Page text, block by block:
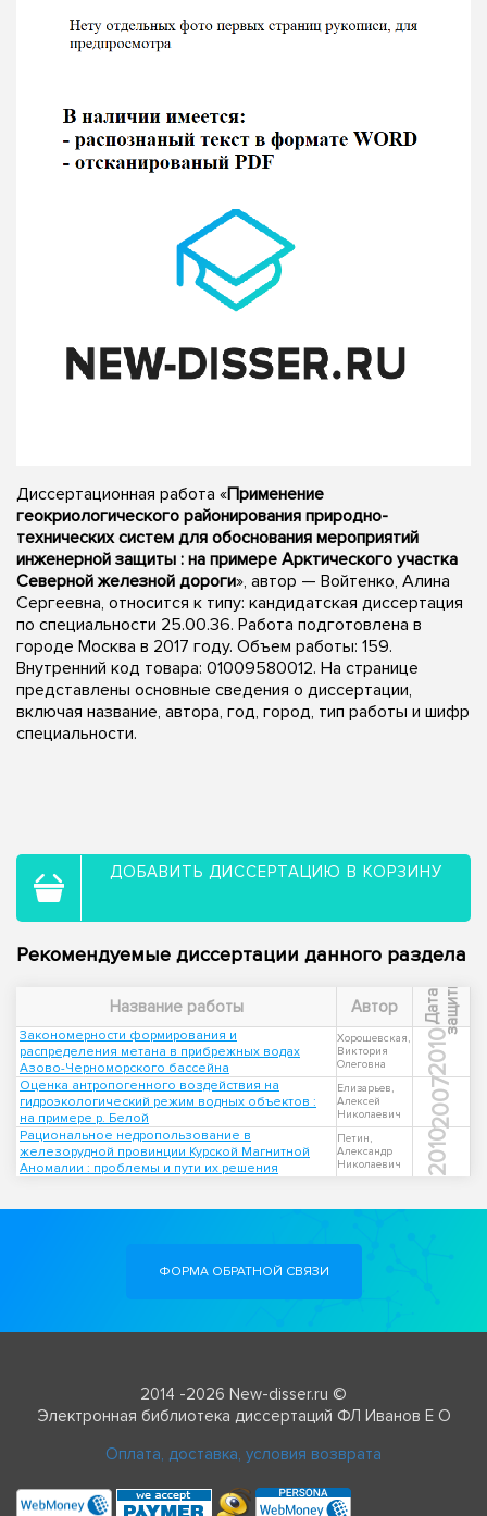
Диссертационная работа «Применение
геокриологического районирования природно-
технических систем для обоснования мероприятий
инженерной защиты : на примере Арктического участка
Северной железной дороги», автор — Войтенко, Алина
Сергеевна, относится к типу: кандидатская диссертация
по специальности 25.00.36. Работа подготовлена в
городе Москва в 2017 году. Объем работы: 159.
Внутренний код товара: 01009580012. На странице
представлены основные сведения о диссертации,
включая название, автора, год, город, тип работы и шифр
специальности.
ДОБАВИТЬ ДИССЕРТАЦИЮ В КОРЗИНУ
Рекомендуемые диссертации данного раздела
Название работы Автор Д
а
т
а
з
а
щ
и
т ы
Закономерности формирования и
распределения метана в прибрежных водах
Азово-Черноморского бассейна
Хорошевская,
Виктория
Олеговна
2010
Оценка антропогенного воздействия на
гидроэкологический режим водных объектов :
на примере р. Белой
Елизарьев,
Алексей
Николаевич
2007
Рациональное недропользование в
железорудной провинции Курской Магнитной
Аномалии : проблемы и пути их решения
Петин,
Александр
Николаевич
2010
ФОРМА ОБРАТНОЙ СВЯЗИ
2014 -2026 New-disser.ru ©
Электронная библиотека диссертаций ФЛ Иванов Е О
Оплата, доставка, условия возврата